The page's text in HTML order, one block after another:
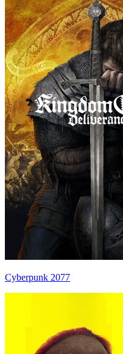
Cyberpunk 2077